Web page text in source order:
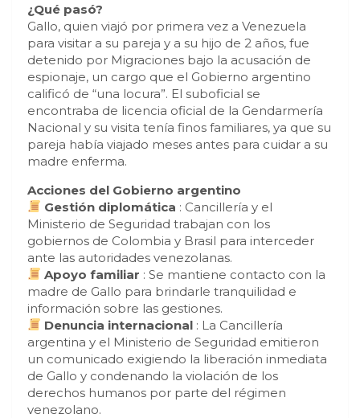
¿Qué pasó?
Gallo, quien viajó por primera vez a Venezuela
para visitar a su pareja y a su hijo de 2 años, fue
detenido por Migraciones bajo la acusación de
espionaje, un cargo que el Gobierno argentino
calificó de “una locura”. El suboficial se
encontraba de licencia oficial de la Gendarmería
Nacional y su visita tenía finos familiares, ya que su
pareja había viajado meses antes para cuidar a su
madre enferma.
Acciones del Gobierno argentino
Gestión diplomática : Cancillería y el
Ministerio de Seguridad trabajan con los
gobiernos de Colombia y Brasil para interceder
ante las autoridades venezolanas.
Apoyo familiar : Se mantiene contacto con la
madre de Gallo para brindarle tranquilidad e
información sobre las gestiones.
Denuncia internacional : La Cancillería
argentina y el Ministerio de Seguridad emitieron
un comunicado exigiendo la liberación inmediata
de Gallo y condenando la violación de los
derechos humanos por parte del régimen
venezolano.